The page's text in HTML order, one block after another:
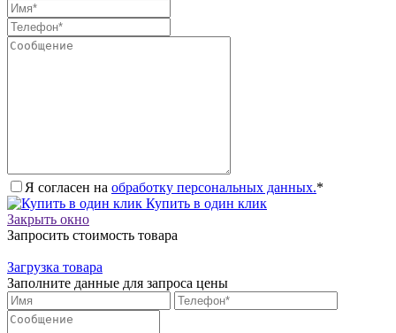
Я согласен на обработку персональных данных.*
Купить в один клик
Закрыть окно
Запросить стоимость товара
Загрузка товара
Заполните данные для запроса цены